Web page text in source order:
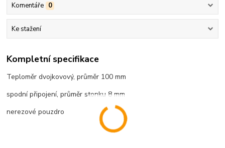
Komentáře 0
Ke stažení
Kompletní specifikace
Teploměr dvojkovový, průměr 100 mm
spodní připojení, průměr stonku 8 mm
nerezové pouzdro